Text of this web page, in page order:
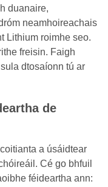
duanaire,
neamhoireachais
Lithium roimhe seo.
freisin. Faigh
dtosaíonn tú ar
de
a úsáidtear
Cé go bhfuil
féideartha ann: